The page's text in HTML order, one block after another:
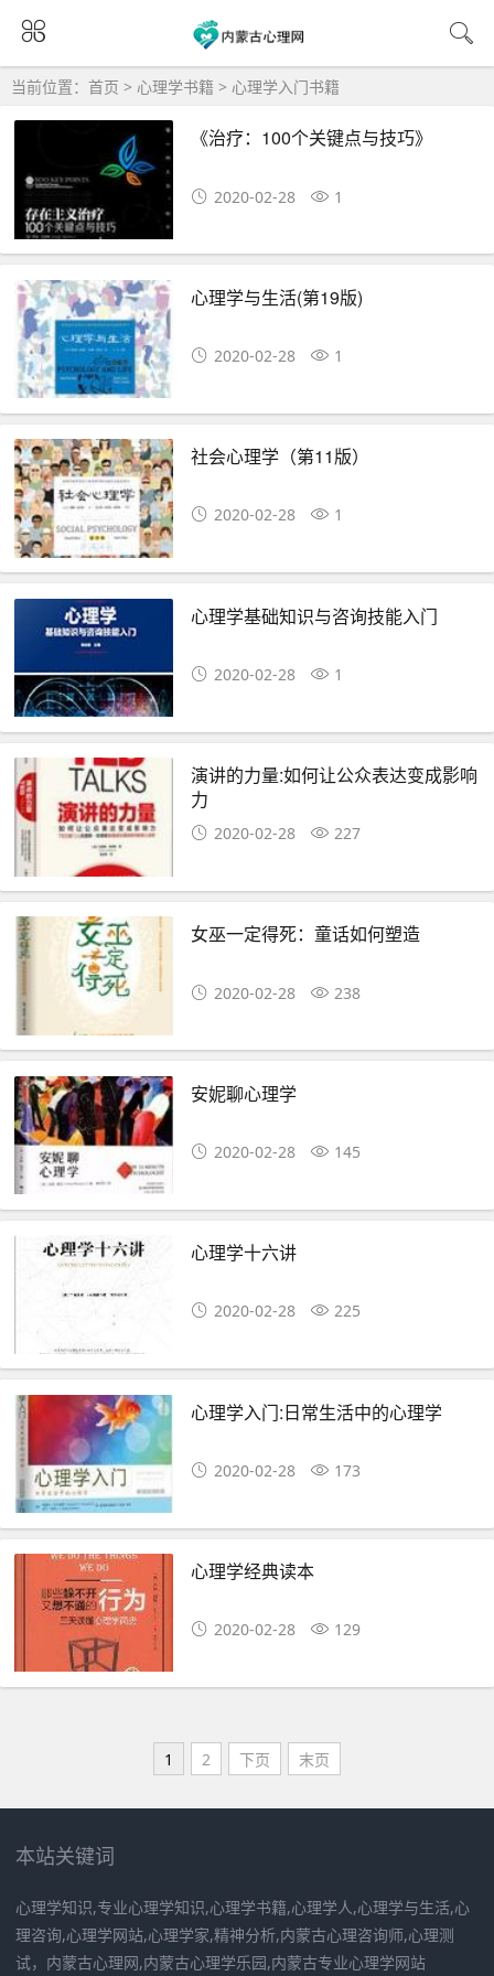
当前位置： 首页 > 心理学书籍 > 心理学入门书籍
《治疗：100个关键点与技巧》
2020-02-28 1
心理学与生活(第19版)
2020-02-28 1
社会心理学（第11版）
2020-02-28 1
心理学基础知识与咨询技能入门
2020-02-28 1
演讲的力量:如何让公众表达变成影响
力
2020-02-28 227
女巫一定得死：童话如何塑造
2020-02-28 238
安妮聊心理学
2020-02-28 145
心理学十六讲
2020-02-28 225
心理学入门:日常生活中的心理学
2020-02-28 173
心理学经典读本
2020-02-28 129
1 2 下页 末页
本站关键词
心理学知识,专业心理学知识,心理学书籍,心理学人,心理学与生活,心
理咨询,心理学网站,心理学家,精神分析,内蒙古心理咨询师,心理测
试，内蒙古心理网,内蒙古心理学乐园,内蒙古专业心理学网站